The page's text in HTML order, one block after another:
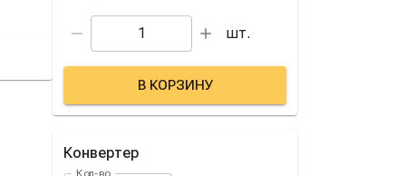
шт.
В КОРЗИНУ
Конвертер
Кол-во